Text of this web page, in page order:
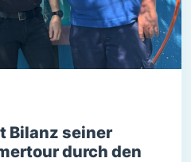
Bilanz seiner
durch den